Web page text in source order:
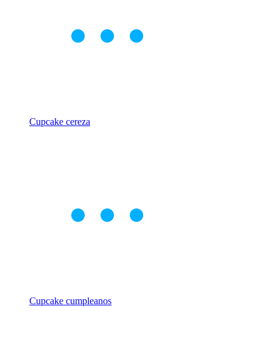
Cupcake cereza
Cupcake cumpleanos